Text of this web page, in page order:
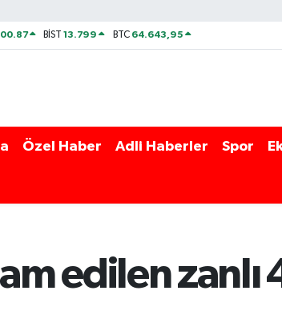
BİST13.799 BTC 64.643,95
Özel Haber Adli Haberler Spor
edilen zanlı